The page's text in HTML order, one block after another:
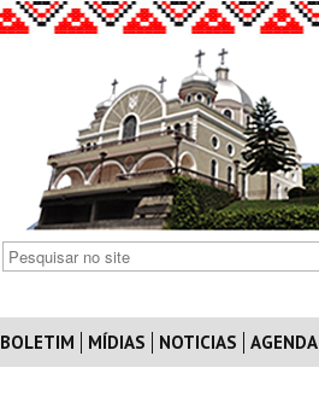
BOLETIM MÍDIAS NOTICIAS AGENDA